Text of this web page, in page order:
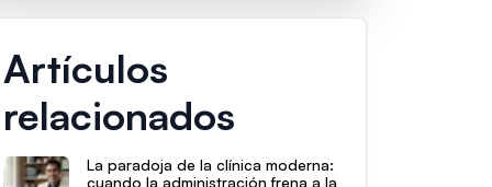
Artículos
relacionados
La paradoja de la clínica moderna:
cuando la administración frena a la